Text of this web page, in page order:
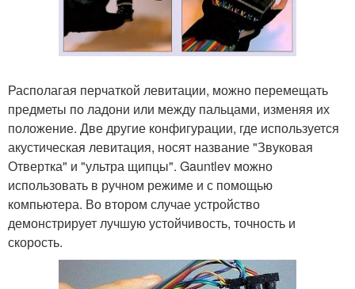
Располагая перчаткой левитации, можно перемещать
предметы по ладони или между пальцами, изменяя их
положение. Две другие конфигурации, где используется
акустическая левитация, носят название "Звуковая
Отвертка" и "ультра щипцы". Gauntlev можно
использовать в ручном режиме и с помощью
компьютера. Во втором случае устройство
демонстрирует лучшую устойчивость, точность и
скорость.